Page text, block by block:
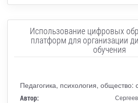
Использование цифровых
платформ для организации
обучения
Педагогика, психология,
Автор: